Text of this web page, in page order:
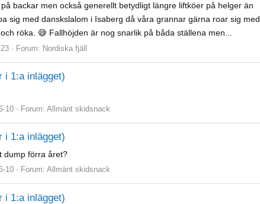
backar men också generellt betydligt längre liftköer på helger än
sig med danskslalom i Isaberg då våra grannar gärna roar sig med
röka. 😅 Fallhöjden är nog snarlik på båda ställena men...
Forum: Nordiska fjäll
i 1:a inlägget)
10 Forum: Allmänt skidsnack
i 1:a inlägget)
dump förra året?
10 Forum: Allmänt skidsnack
i 1:a inlägget)